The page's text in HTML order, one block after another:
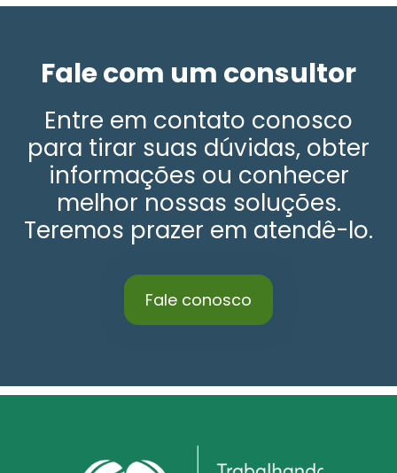
Fale com um consultor
Entre em contato conosco
para tirar suas dúvidas, obter
informações ou conhecer
melhor nossas soluções.
Teremos prazer em atendê-lo.
Fale conosco